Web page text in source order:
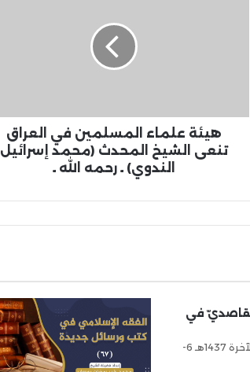
هيئة علماء المسلمين في العراق
تنعى الشيخ المحدث (محمد إسرائيل
الندوي) ـ رحمه الله ـ
في
الأربعاء 28 جمادى الآخرة 1437هـ 6-